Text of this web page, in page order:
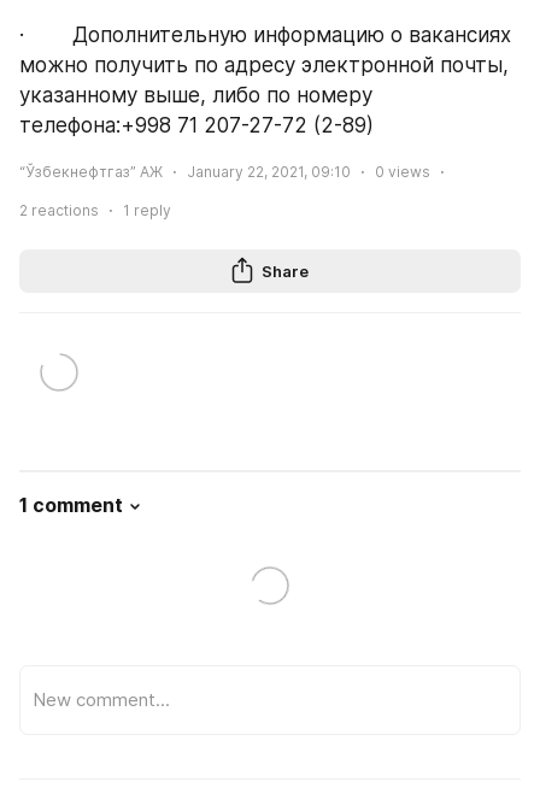
·        Дополнительную информацию о вакансиях
можно получить по адресу электронной почты,
указанному выше, либо по номеру
телефона:+998 71 207-27-72 (2-89)
“Ўзбекнефтгаз” АЖ January 22, 2021, 09:10 0 views
2 reactions 1 reply
Share
1 comment